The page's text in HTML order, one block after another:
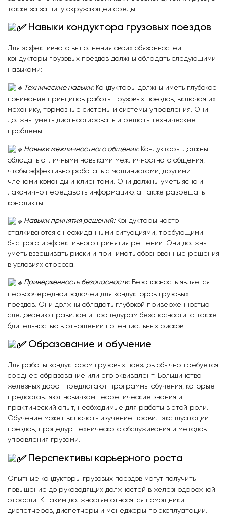
также за защиту окружающей среды.
Навыки кондуктора грузовых поездов
Для эффективного выполнения своих обязанностей
кондукторы грузовых поездов должны обладать следующими
навыками:
Технические навыки:Кондукторы должны иметь глубокое
понимание принципов работы грузовых поездов, включая их
механику, тормозные системы и системы управления. Они
должны уметь диагностировать и решать технические
проблемы.
Навыки межличностного общения: Кондукторы должны
обладать отличными навыками межличностного общения,
чтобы эффективно работать с машинистами, другими
членами команды и клиентами. Они должны уметь ясно и
лаконично передавать информацию, а также разрешать
конфликты.
Навыки принятия решений: Кондукторы часто
сталкиваются с неожиданными ситуациями, требующими
быстрого и эффективного принятия решений. Они должны
уметь взвешивать риски и принимать обоснованные решения
в условиях стресса.
Приверженность безопасности:Безопасность является
первоочередной задачей для кондукторов грузовых
поездов. Они должны обладать глубокой приверженностью
следованию правилам и процедурам безопасности, а также
бдительностью в отношении потенциальных рисков.
Образование и обучение
Для работы кондуктором грузовых поездов обычно требуется
среднее образование или его эквивалент. Большинство
железных дорог предлагают программы обучения, которые
предоставляют новичкам теоретические знания и
практический опыт, необходимые для работы в этой роли.
Обучение может включать изучение правил эксплуатации
поездов, процедур технического обслуживания и методов
управления грузами.
Перспективы карьерного роста
Опытные кондукторы грузовых поездов могут получить
повышение до руководящих должностей в железнодорожной
отрасли. К таким должностям относятся помощники
диспетчеров, диспетчеры и менеджеры по эксплуатации.